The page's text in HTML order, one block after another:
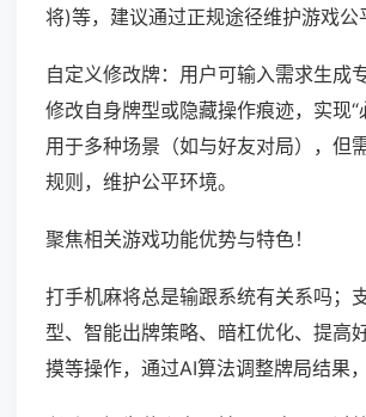
将)等，建议通过正规途径维护游戏公
自定义修改牌：用户可输入需求生成
修改自身牌型或隐藏操作痕迹，实现“
用于多种场景（如与好友对局），但
规则，维护公平环境。
聚焦相关游戏功能优势与特色！
打手机麻将总是输跟系统有关系吗；
型、智能出牌策略、暗杠优化、提高
摸等操作，通过AI算法调整牌局结果